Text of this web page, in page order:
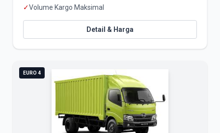
✓Volume Kargo Maksimal
Detail & Harga
EURO 4